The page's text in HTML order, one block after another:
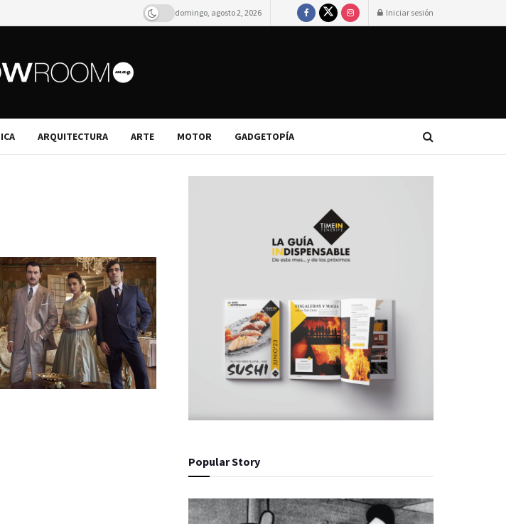
domingo, agosto 2, 2026 Iniciar sesión
ARQUITECTURA ARTE MOTOR GADGETOPÍA
Popular Story